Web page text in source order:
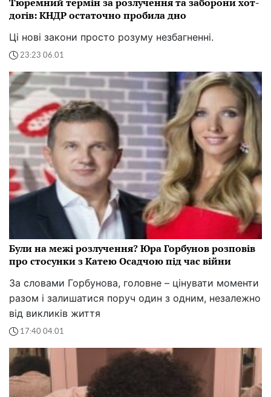
догів: КНДР остаточно пробила дно
Ці нові закони просто розуму незбагненні.
23:23 06.01
Були на межі розлучення? Юра Горбунов розповів
про стосунки з Катею Осадчою під час війни
За словами Горбунова, головне – цінувати моменти
разом і залишатися поруч один з одним, незалежно
від викликів життя
17:40 04.01